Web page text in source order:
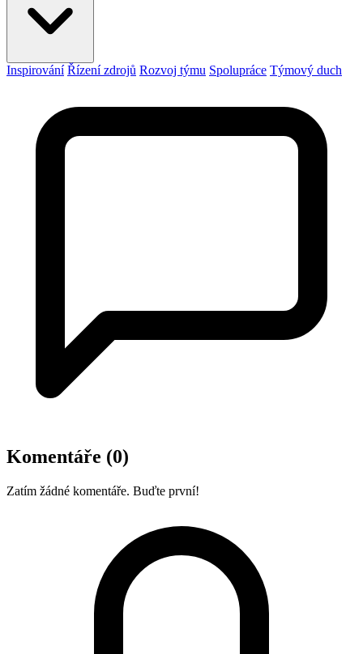
Inspirování Řízení zdrojů Rozvoj týmu Spolupráce Týmový duch
Komentáře (0)
Zatím žádné komentáře. Buďte první!